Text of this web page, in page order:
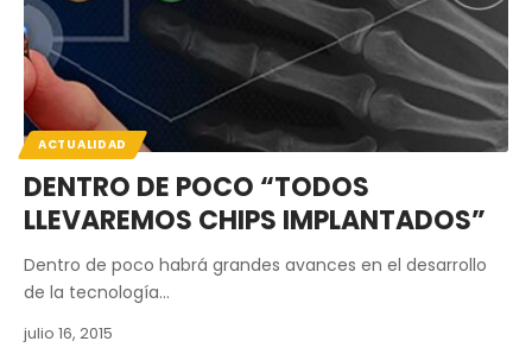
ACTUALIDAD
DENTRO DE POCO “TODOS
LLEVAREMOS CHIPS IMPLANTADOS”
Dentro de poco habrá grandes avances en el desarrollo
de la tecnología…
julio 16, 2015